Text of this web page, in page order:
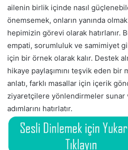
ailenin birlik içinde nasıl
önemsemek, onların yanında
hepimizin görevi olarak hatırlanır.
empati, sorumluluk ve samimiyet
için bir örnek olarak kalır. Destek
hikaye paylaşımını teşvik eden bir
anlatı, farklı masallar için içerik
ziyaretçilere yönlendirmeler sunar
adımlarını hatırlatır.